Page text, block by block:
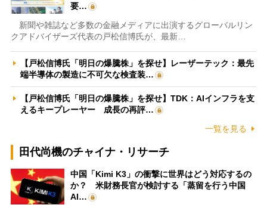
要…
新聞や雑誌など多数の金融メディアに出演するグローバルリン
クアドバイザーズ代表の戸松信博氏が、最新…
【戸松信博氏「明日の爆騰株」を探せ】レーザーテック：最先
端半導体の製造に不可欠な検査装…
【戸松信博氏「明日の爆騰株」を探せ】TDK：AIインフラを支
えるキープレーヤー 成長の再評…
一覧を見る
田代尚機のチャイナ・リサーチ
中国「Kimi K3」の衝撃に世界はどう対応するの
か？ 米財務長官が検討する「蒸留を行う中国
AI…